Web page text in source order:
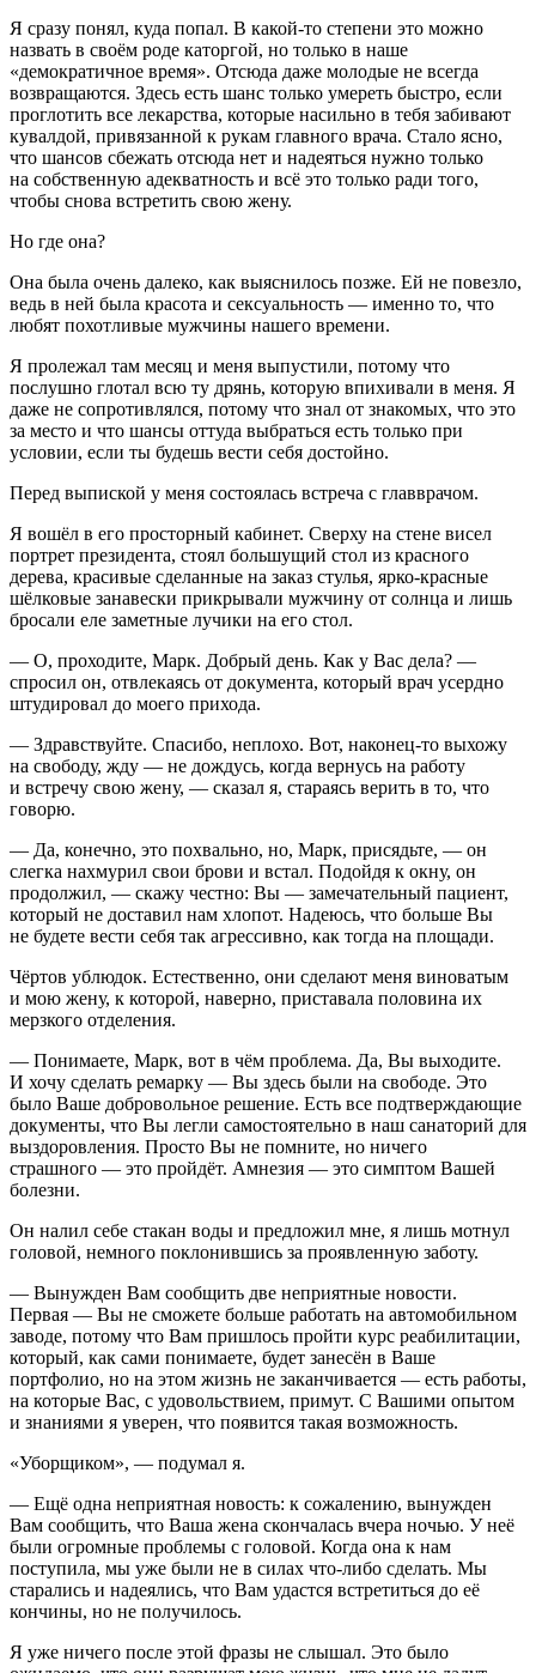
Я сразу понял, куда попал. В какой-то степени это можно
назвать в своём роде каторгой, но только в наше
«демократичное время». Отсюда даже молодые не всегда
возвращаются. Здесь есть шанс только умереть быстро, если
проглотить все лекарства, которые насильно в тебя забивают
кувалдой, привязанной к рукам главного врача. Стало ясно,
что шансов сбежать отсюда нет и надеяться нужно только
на собственную адекватность и всё это только ради того,
чтобы снова встретить свою жену.
Но где она?
Она была очень далеко, как выяснилось позже. Ей не повезло,
ведь в ней была красота и сексуальность — именно то, что
любят похотливые мужчины нашего времени.
Я пролежал там месяц и меня выпустили, потому что
послушно глотал всю ту дрянь, которую впихивали в меня. Я
даже не сопротивлялся, потому что знал от знакомых, что это
за место и что шансы оттуда выбраться есть только при
условии, если ты будешь вести себя достойно.
Перед выпиской у меня состоялась встреча с главврачом.
Я вошёл в его просторный кабинет. Сверху на стене висел
портрет президента, стоял большущий стол из красного
дерева, красивые сделанные на заказ стулья, ярко-красные
шёлковые занавески прикрывали мужчину от солнца и лишь
бросали еле заметные лучики на его стол.
— О, проходите, Марк. Добрый день. Как у Вас дела? —
спросил он, отвлекаясь от документа, который врач усердно
штудировал до моего прихода.
— Здравствуйте. Спасибо, неплохо. Вот, наконец-то выхожу
на свободу, жду — не дождусь, когда вернусь на работу
и встречу свою жену, — сказал я, стараясь верить в то, что
говорю.
— Да, конечно, это похвально, но, Марк, присядьте, — он
слегка нахмурил свои брови и встал. Подойдя к окну, он
продолжил, — скажу честно: Вы — замечательный пациент,
который не доставил нам хлопот. Надеюсь, что больше Вы
не будете вести себя так агрессивно, как тогда на площади.
Чёртов ублюдок. Естественно, они сделают меня виноватым
и мою жену, к которой, наверно, приставала половина их
мерзкого отделения.
— Понимаете, Марк, вот в чём проблема. Да, Вы выходите.
И хочу сделать ремарку — Вы здесь были на свободе. Это
было Ваше добровольное решение. Есть все подтверждающие
документы, что Вы легли самостоятельно в наш санаторий для
выздоровления. Просто Вы не помните, но ничего
страшного — это пройдёт. Амнезия — это симптом Вашей
болезни.
Он налил себе стакан воды и предложил мне, я лишь мотнул
головой, немного поклонившись за проявленную заботу.
— Вынужден Вам сообщить две неприятные новости.
Первая — Вы не сможете больше работать на автомобильном
заводе, потому что Вам пришлось пройти курс реабилитации,
который, как сами понимаете, будет занесён в Ваше
портфолио, но на этом жизнь не заканчивается — есть работы,
на которые Вас, с удовольствием, примут. С Вашими опытом
и знаниями я уверен, что появится такая возможность.
«Уборщиком», — подумал я.
— Ещё одна неприятная новость: к сожалению, вынужден
Вам сообщить, что Ваша жена скончалась вчера ночью. У неё
были огромные проблемы с головой. Когда она к нам
поступила, мы уже были не в силах что-либо сделать. Мы
старались и надеялись, что Вам удастся встретиться до её
кончины, но не получилось.
Я уже ничего после этой фразы не слышал. Это было